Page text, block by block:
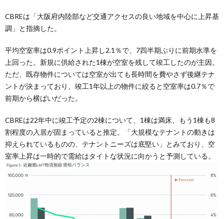
CBREは「大阪府内陸部など交通アクセスの良い地域を中心に上昇基
調」と指摘した。
平均空室率は0.9ポイント上昇し2.1％で、7四半期ぶりに前期水準を
上回った。新規に供給された1棟が空室を残して竣工したのが主因。
ただ、既存物件については空室が出ても長時間を費やさず後継テナ
ントが決まっており、竣工1年以上の物件に絞ると空室率は0.7％で
前期から横ばいだった。
CBREは22年中に竣工予定の2棟について、1棟は満床、もう1棟も8
割程度の入居が固まっていると推定。「大規模なテナントの動きは
抑えられているものの、テナントニーズは底堅い」とみており、空
室率上昇は一時的で需給はタイトな状況に向かうと予測している。